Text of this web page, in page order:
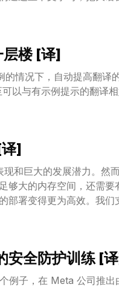
这个层次化策略包含了
些探索出来的解决方案
策略的探索范围，从而
层楼 [译]
情况下，自动提高翻译
以与有示例提示的翻译相
]
和巨大的发展潜力。然
够大的内存空间，还需
部署变得更为高效。我们
模型运行时环境，从而
安全防护训练 [
例子，在 Meta 公司推出